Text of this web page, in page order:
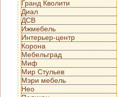
Гранд Кволити
Диал
ДСВ
Ижмебель
Интерьер-центр
Корона
Мебельград
Миф
Мир Стульев
Мэри мебель
Нео